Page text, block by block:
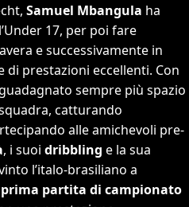
Samuel Mbangula ha
17, per poi fare
e successivamente in
di prestazioni eccellenti. Con
sempre più spazio
catturando
alle amichevoli pre-
, i suoi dribbling e la sua
l’italo-brasiliano a
partita di campionato